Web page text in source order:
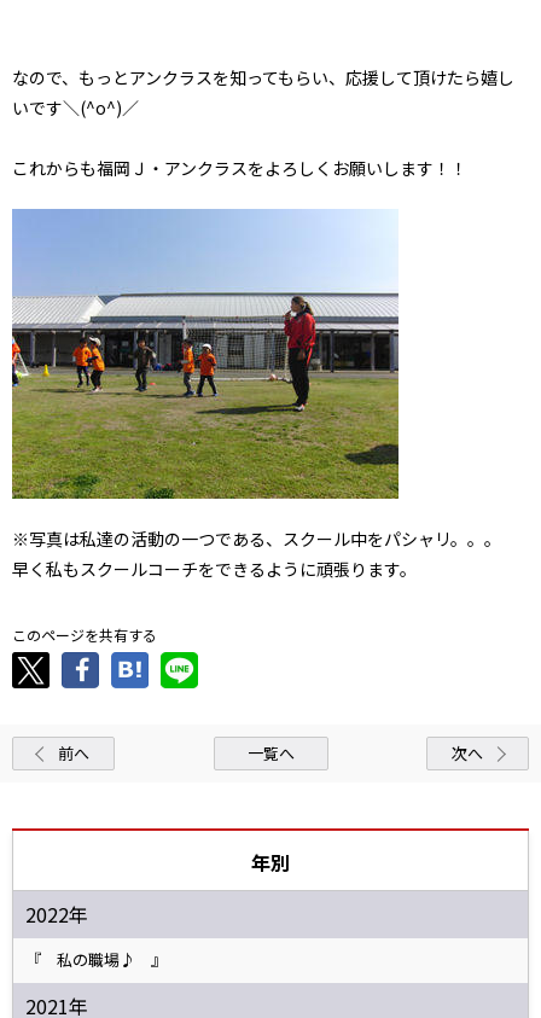
なので、もっとアンクラスを知ってもらい、応援して頂けたら嬉し
いです＼(^o^)／
これからも福岡Ｊ・アンクラスをよろしくお願いします！！
※写真は私達の活動の一つである、スクール中をパシャリ。。。
早く私もスクールコーチをできるように頑張ります。
このページを共有する
前へ 一覧へ 次へ
年別
2022年
『 私の職場♪ 』
2021年